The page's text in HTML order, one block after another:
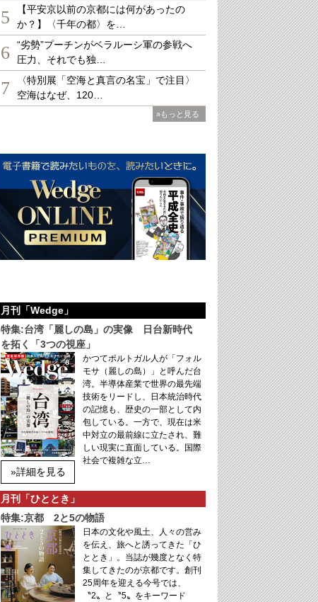
5
【平安京以前の京都には何があったの
か？】〈千年の都〉を…
6
“劣勢”プーチンがベラルーシ軍の参戦へ
圧力、それでも独…
7
〈特別展「空海と真言の名宝」で注目〉
空海はなぜ、120…
»もっと見る
月刊「Wedge」
特集:台湾「麗しの島」の実像 日台新時代
を拓く「3つの視座」
»詳細を見る
かつてポルトガル人が「フォル
モサ（麗しの島）」と呼んだ台
湾。半導体産業で世界の最先端
技術をリードし、日本統治時代
の記憶も、歴史の一部として内
包している。一方で、現在は米
中対立の最前線に立たされ、難
しい現実に直面している。国際
社会で複雑な立…
月刊「ひととき」
特集:京都 2と5の物語
日本の文化や風土、人々の営み
を伝え、旅へと誘ってきた「ひ
ととき」。当誌が幾度となく特
集してきたのが京都です。創刊
25周年を迎える今号では、
〝2〟と〝5〟をキーワード